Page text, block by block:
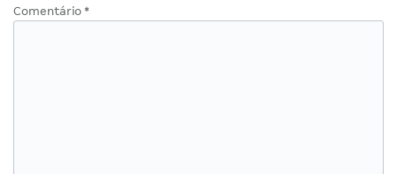
Comentário *